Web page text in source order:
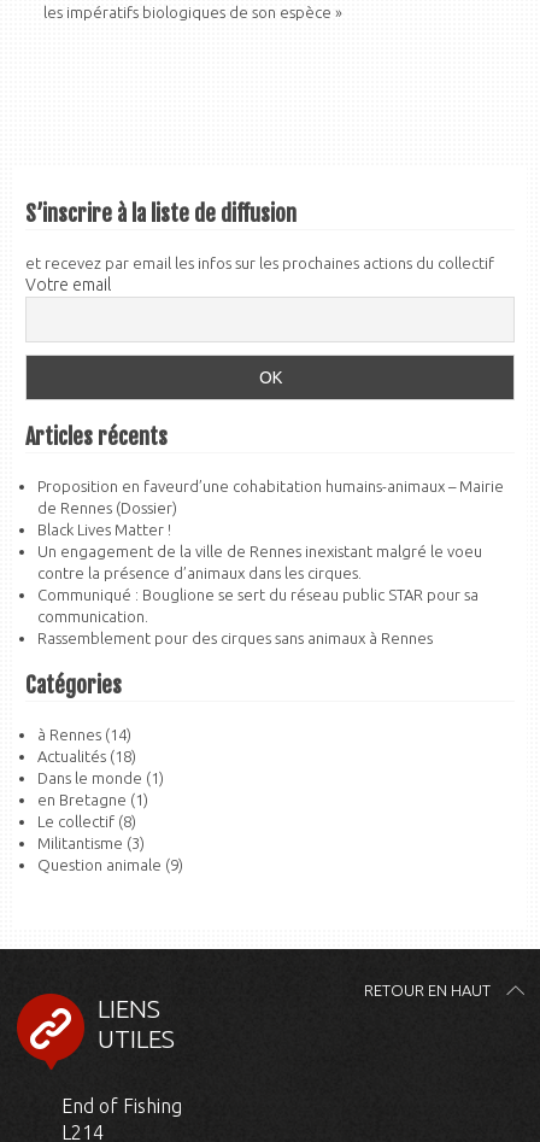
les impératifs biologiques de son espèce »
S’inscrire à la liste de diffusion
et recevez par email les infos sur les prochaines actions du collectif
Votre email
Articles récents
Proposition en faveurd’une cohabitation humains-animaux – Mairie
de Rennes (Dossier)
Black Lives Matter !
Un engagement de la ville de Rennes inexistant malgré le voeu
contre la présence d’animaux dans les cirques.
Communiqué : Bouglione se sert du réseau public STAR pour sa
communication.
Rassemblement pour des cirques sans animaux à Rennes
Catégories
à Rennes (14)
Actualités (18)
Dans le monde (1)
en Bretagne (1)
Le collectif (8)
Militantisme (3)
Question animale (9)
RETOUR EN HAUT
LIENS
UTILES
End of Fishing
L214